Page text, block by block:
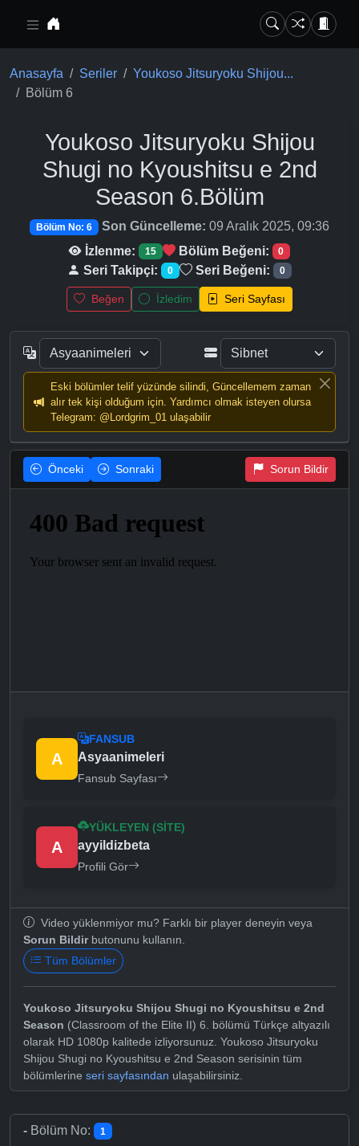
Anasayfa Seriler
Youkoso Jitsuryoku Shijou...
Bölüm 6
Youkoso Jitsuryoku Shijou
Shugi no Kyoushitsu e 2nd
Season 6.Bölüm
Bölüm No: 6 Son Güncelleme: 09 Aralık 2025, 09:36
İzlenme:
15 Bölüm Beğeni: 0
Seri Takipçi: 0 Seri Beğeni: 0
Beğen İzledim Seri Sayfası
Eski bölümler telif yüzünde silindi, Güncellemem zaman
alır tek kişi olduğum için. Yardımcı olmak isteyen olursa
Telegram: @Lordgrim_01 ulaşabilir
Önceki Sonraki Sorun Bildir
A
FANSUB
Asyaanimeleri
Fansub Sayfası
A
YÜKLEYEN (SITE)
ayyildizbeta
Profili Gör
Video yüklenmiyor mu? Farklı bir player deneyin veya
Sorun Bildirbutonunu kullanın.
Tüm Bölümler
Youkoso Jitsuryoku Shijou Shugi no Kyoushitsu e 2nd
Season (Classroom of the Elite II) 6. bölümü Türkçe altyazılı
olarak HD 1080p kalitede izliyorsunuz. Youkoso Jitsuryoku
Shijou Shugi no Kyoushitsu e 2nd Season serisinin tüm
bölümlerine seri sayfasından ulaşabilirsiniz.
- Bölüm No: 1